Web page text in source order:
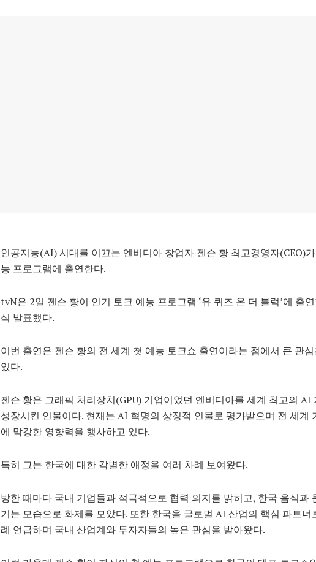
인공지능(AI) 시대를 이끄는 엔비디아 창업자 젠슨 황 최고경영자(CEO)
능 프로그램에 출연한다.
tvN은 2일 젠슨 황이 인기 토크 예능 프로그램 ‘유 퀴즈 온 더 블럭’에 출
식 발표했다.
이번 출연은 젠슨 황의 전 세계 첫 예능 토크쇼 출연이라는 점에서 큰 관
있다.
젠슨 황은 그래픽 처리장치(GPU) 기업이었던 엔비디아를 세계 최고의 AI
성장시킨 인물이다. 현재는 AI 혁명의 상징적 인물로 평가받으며 전 세계
에 막강한 영향력을 행사하고 있다.
특히 그는 한국에 대한 각별한 애정을 여러 차례 보여왔다.
방한 때마다 국내 기업들과 적극적으로 협력 의지를 밝히고, 한국 음식과
기는 모습으로 화제를 모았다. 또한 한국을 글로벌 AI 산업의 핵심 파트너
례 언급하며 국내 산업계와 투자자들의 높은 관심을 받아왔다.